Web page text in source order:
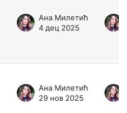
Ана Милетић
4 дец 2025
Ана Милетић
29 нов 2025